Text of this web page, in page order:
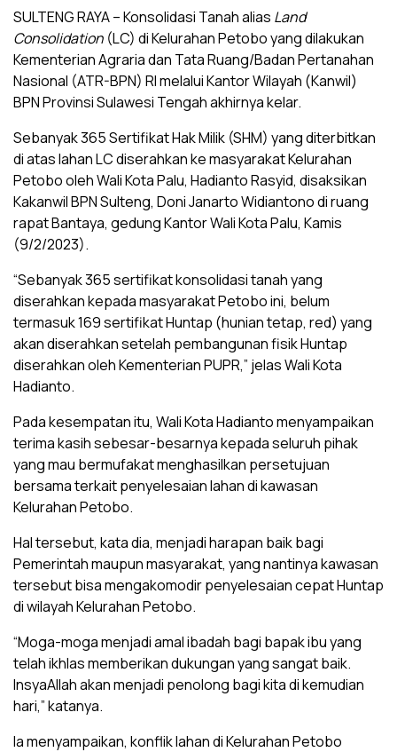
SULTENG RAYA – Konsolidasi Tanah alias Land
Consolidation (LC) di Kelurahan Petobo yang dilakukan
Kementerian Agraria dan Tata Ruang/Badan Pertanahan
Nasional (ATR-BPN) RI melalui Kantor Wilayah (Kanwil)
BPN Provinsi Sulawesi Tengah akhirnya kelar.
Sebanyak 365 Sertifikat Hak Milik (SHM) yang diterbitkan
di atas lahan LC diserahkan ke masyarakat Kelurahan
Petobo oleh Wali Kota Palu, Hadianto Rasyid, disaksikan
Kakanwil BPN Sulteng, Doni Janarto Widiantono di ruang
rapat Bantaya, gedung Kantor Wali Kota Palu, Kamis
(9/2/2023).
“Sebanyak 365 sertifikat konsolidasi tanah yang
diserahkan kepada masyarakat Petobo ini, belum
termasuk 169 sertifikat Huntap (hunian tetap, red) yang
akan diserahkan setelah pembangunan fisik Huntap
diserahkan oleh Kementerian PUPR,” jelas Wali Kota
Hadianto.
Pada kesempatan itu, Wali Kota Hadianto menyampaikan
terima kasih sebesar-besarnya kepada seluruh pihak
yang mau bermufakat menghasilkan persetujuan
bersama terkait penyelesaian lahan di kawasan
Kelurahan Petobo.
Hal tersebut, kata dia, menjadi harapan baik bagi
Pemerintah maupun masyarakat, yang nantinya kawasan
tersebut bisa mengakomodir penyelesaian cepat Huntap
di wilayah Kelurahan Petobo.
“Moga-moga menjadi amal ibadah bagi bapak ibu yang
telah ikhlas memberikan dukungan yang sangat baik.
InsyaAllah akan menjadi penolong bagi kita di kemudian
hari,” katanya.
Ia menyampaikan, konflik lahan di Kelurahan Petobo